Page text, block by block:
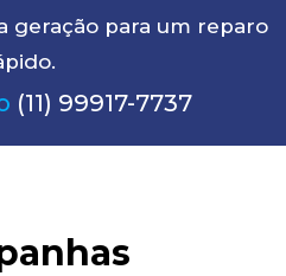
geração para um reparo
(11) 99917-7737